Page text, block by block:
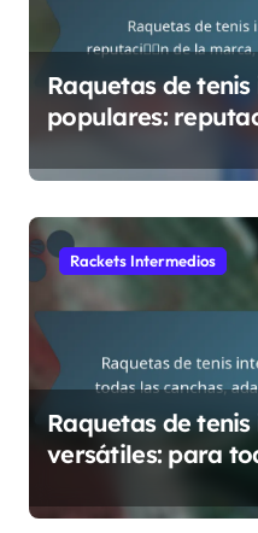
Raquetas de
populares:
usuarios
Rackets Intermedios
Raquetas de
versátiles: para
características